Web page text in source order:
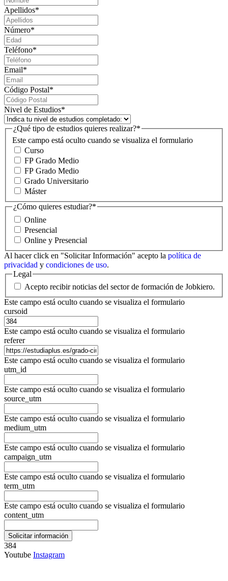
Apellidos*
Número*
Teléfono*
Email*
Código Postal*
Nivel de Estudios*
Este campo está oculto cuando se visualiza el formulario
¿Qué tipo de estudios quieres realizar?*
Curso
FP Grado Medio
FP Grado Medio
Grado Universitario
Máster
¿Cómo quieres estudiar?*
Online
Presencial
Online y Presencial
Al hacer click en "Solicitar Información" acepto la política de
privacidad y condiciones de uso.
Legal
Acepto recibir noticias del sector de formación de Jobkiero.
Este campo está oculto cuando se visualiza el formulario
cursoid
Este campo está oculto cuando se visualiza el formulario
referer
Este campo está oculto cuando se visualiza el formulario
utm_id
Este campo está oculto cuando se visualiza el formulario
source_utm
Este campo está oculto cuando se visualiza el formulario
medium_utm
Este campo está oculto cuando se visualiza el formulario
campaign_utm
Este campo está oculto cuando se visualiza el formulario
term_utm
Este campo está oculto cuando se visualiza el formulario
content_utm
384
Youtube Instagram